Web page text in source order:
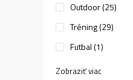
Outdoor (25)
Tréning (29)
Futbal (1)
Zobraziť viac